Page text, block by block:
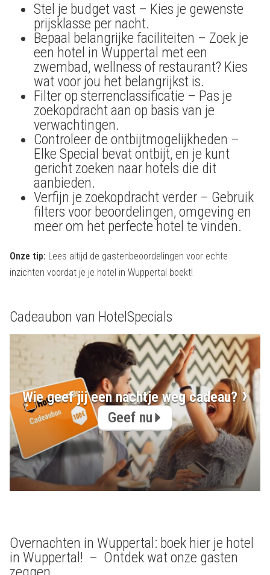
Stel je budget vast – Kies je gewenste
prijsklasse per nacht.
Bepaal belangrijke faciliteiten – Zoek je
een hotel in Wuppertal met een
zwembad, wellness of restaurant? Kies
wat voor jou het belangrijkst is.
Filter op sterrenclassificatie – Pas je
zoekopdracht aan op basis van je
verwachtingen.
Controleer de ontbijtmogelijkheden –
Elke Special bevat ontbijt, en je kunt
gericht zoeken naar hotels die dit
aanbieden.
Verfijn je zoekopdracht verder – Gebruik
filters voor beoordelingen, omgeving en
meer om het perfecte hotel te vinden.
Onze tip: Lees altijd de gastenbeoordelingen voor echte
inzichten voordat je je hotel in Wuppertal boekt!
Cadeaubon van HotelSpecials
Wie geef jij een nachtje weg cadeau?
Geef nu
Overnachten in Wuppertal: boek hier je hotel
in Wuppertal! – Ontdek wat onze gasten